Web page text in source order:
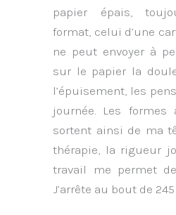
papier épais,
format, celui d’une
ne peut envoyer à
sur le papier la
l’épuisement, les
journée. Les formes
sortent ainsi de ma
thérapie, la rigueur
travail me permet
J’arrête au bout de